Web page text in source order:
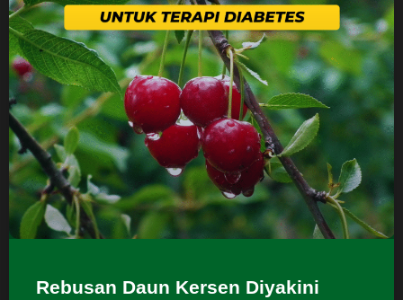
Rebusan Daun Kersen Diyakini